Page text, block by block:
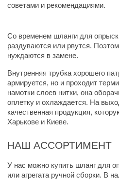
советами и рекомендациями.
Со временем шланги для
раздуваются или рвутся.
нуждаются в замене.
Внутренняя трубка хорошего
армируется, но и проходит
намотки слоев нитки, она
оплетку и охлаждается. На
качественная продукция,
Харькове и Киеве.
НАШ АССОРТИМЕНТ
У нас можно купить шланг для
или агрегата ручной сборки. В